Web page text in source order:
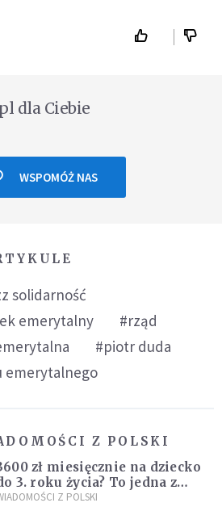
dla Ciebie
WSPOMÓŻ NAS
solidarność
emerytalny
#rząd
#piotr duda
emerytalnego
Z POLSKI
zł miesięcznie na dziecko
3. roku życia? To jedna z
programu "Rozwój
Z POLSKI